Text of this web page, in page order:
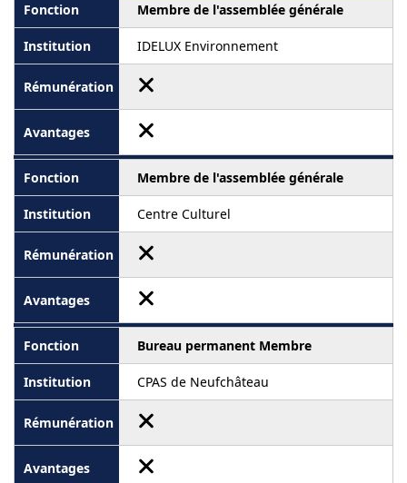
Membre de l'assemblée générale
IDELUX Environnement
Membre de l'assemblée générale
Centre Culturel
Bureau permanent Membre
CPAS de Neufchâteau